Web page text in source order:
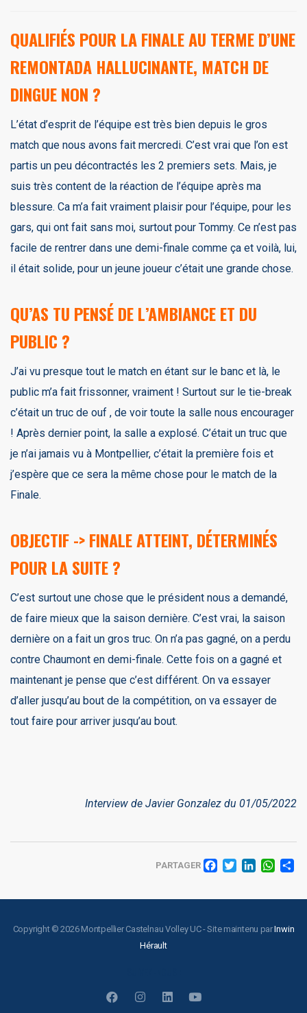
QUALIFIÉS POUR LA FINALE AU TERME D’UNE
REMONTADA HALLUCINANTE, MATCH DE
DINGUE NON ?
L’état d’esprit de l’équipe est très bien depuis le gros
match que nous avons fait mercredi. C’est vrai que l’on est
partis un peu décontractés les 2 premiers sets. Mais, je
suis très content de la réaction de l’équipe après ma
blessure. Ca m’a fait vraiment plaisir pour l’équipe, pour les
gars, qui ont fait sans moi, surtout pour Tommy. Ce n’est pas
facile de rentrer dans une demi-finale comme ça et voilà, lui,
il était solide, pour un jeune joueur c’était une grande chose.
QU’AS TU PENSÉ DE L’AMBIANCE ET DU
PUBLIC ?
J’ai vu presque tout le match en étant sur le banc et là, le
public m’a fait frissonner, vraiment ! Surtout sur le tie-break
c’était un truc de ouf , de voir toute la salle nous encourager
! Après dernier point, la salle a explosé. C’était un truc que
je n’ai jamais vu à Montpellier, c’était la première fois et
j’espère que ce sera la même chose pour le match de la
Finale.
OBJECTIF -> FINALE ATTEINT, DÉTERMINÉS
POUR LA SUITE ?
C’est surtout une chose que le président nous a demandé,
de faire mieux que la saison dernière. C’est vrai, la saison
dernière on a fait un gros truc. On n’a pas gagné, on a perdu
contre Chaumont en demi-finale. Cette fois on a gagné et
maintenant je pense que c’est différent. On va essayer
d’aller jusqu’au bout de la compétition, on va essayer de
tout faire pour arriver jusqu’au bout.
Interview de Javier Gonzalez du 01/05/2022
PARTAGER
Copyright © 2026 Montpellier Castelnau Volley UC - Site maintenu parInwin
Hérault